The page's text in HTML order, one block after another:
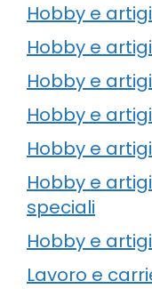
Hobby e
Hobby e
Hobby e
Hobby e
Hobby e
Hobby e
speciali
Hobby e
Lavoro e